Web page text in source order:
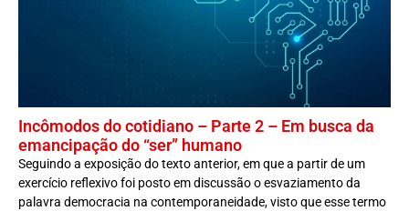
Incômodos do cotidiano – Parte 2 – Em busca da
emancipação do “ser” humano
Seguindo a exposição do texto anterior, em que a partir de um
exercício reflexivo foi posto em discussão o esvaziamento da
palavra democracia na contemporaneidade, visto que esse termo